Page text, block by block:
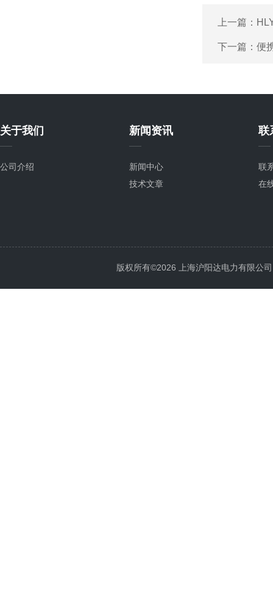
上一篇：
下一篇： 便
关于我们
公司介绍
新闻资讯
新闻中心
技术文章
联
联
在
版权所有©2026 上海沪阳达电力有限公